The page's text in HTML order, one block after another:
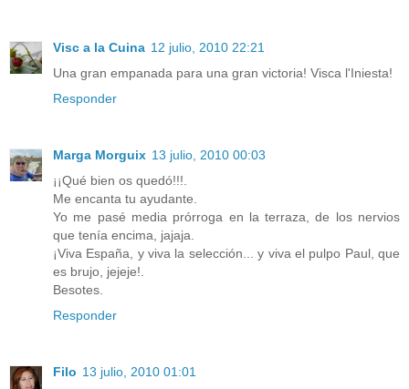
Visc a la Cuina 12 julio, 2010 22:21
Una gran empanada para una gran victoria! Visca l'Iniesta!
Responder
Marga Morguix 13 julio, 2010 00:03
¡¡Qué bien os quedó!!!.
Me encanta tu ayudante.
Yo me pasé media prórroga en la terraza, de los nervios
que tenía encima, jajaja.
¡Viva España, y viva la selección... y viva el pulpo Paul, que
es brujo, jejeje!.
Besotes.
Responder
Filo 13 julio, 2010 01:01